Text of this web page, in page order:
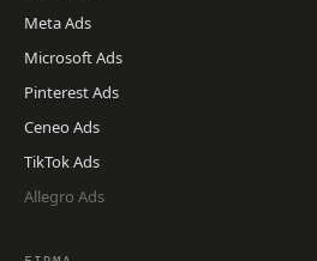
Meta Ads
Microsoft Ads
Pinterest Ads
Ceneo Ads
TikTok Ads
Allegro Ads